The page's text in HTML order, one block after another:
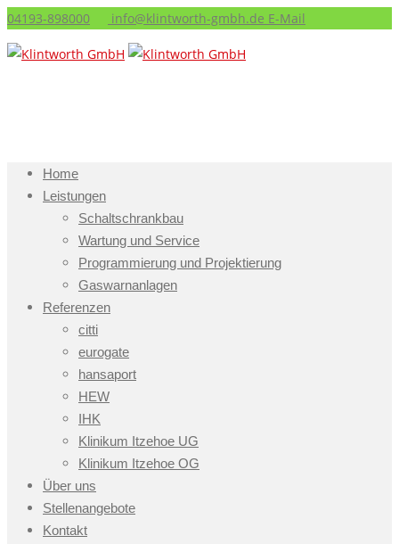
04193-898000 info@klintworth-gmbh.de E-Mail
Home
Leistungen
Schaltschrankbau
Wartung und Service
Programmierung und Projektierung
Gaswarnanlagen
Referenzen
citti
eurogate
hansaport
HEW
IHK
Klinikum Itzehoe UG
Klinikum Itzehoe OG
Über uns
Stellenangebote
Kontakt